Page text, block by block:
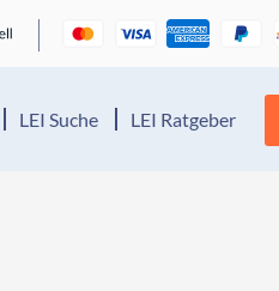
LEI Suche LEI Ratgeber